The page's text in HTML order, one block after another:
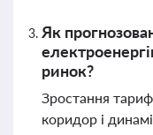
Як
ринок?
Зростання
коридор і